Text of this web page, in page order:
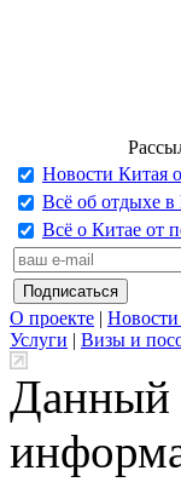
Новости Китая
Всё об отдыхе в
Всё о Китае от
О проекте |
Услуги | Визы и
Данный